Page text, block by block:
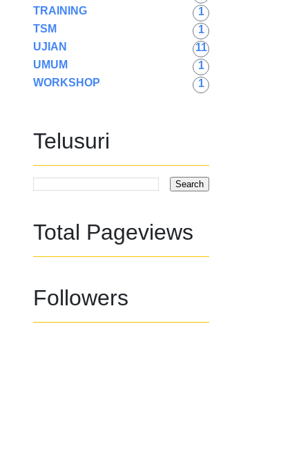
TRAINING
1
TSM
1
UJIAN
11
UMUM
1
WORKSHOP
1
Telusuri
Total Pageviews
Followers